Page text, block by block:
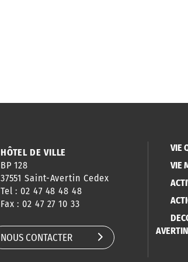
HÔTEL DE VILLE
BP 128
37551 Saint-Avertin Cedex
Tel : 02 47 48 48 48
Fax : 02 47 27 10 33
NOUS CONTACTER
VIE
VIE
AVERTIN